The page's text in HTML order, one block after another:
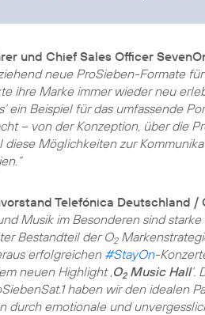
und Chief Sales Officer
neue ProSieben-Formate
ihre Marke immer wieder neu
ein Beispiel für das umfassende
– von der Konzeption, über die
Möglichkeiten zur
Telefónica Deutschland /
Musik im Besonderen sind
Bestandteil der O2
erfolgreichen #StayOn-
neuen Highlight ‚O2Music Hall‘.
haben wir den idealen
durch emotionale und